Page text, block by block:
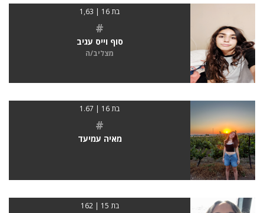
בת 16 | 1,63
#
סוף וייס עגיב
מצליב/ה
בת 16 | 1.67
#
מאיה עמיעד
בת 15 | 162